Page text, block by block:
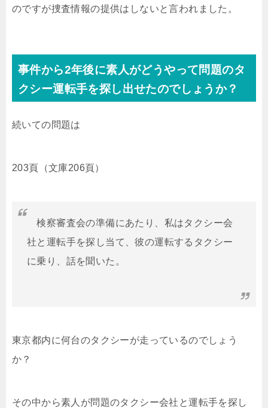
のですが捜査情報の提供はしないと言われました。
事件から2年後に素人がどうやって問題のタ
クシー運転手を探し出せたのでしょうか？
続いての問題は
203頁（文庫206頁）
検察審査会の準備にあたり、私はタクシー会
社と運転手を探し当て、彼の運転するタクシー
に乗り、話を聞いた。
東京都内に何台のタクシーが走っているのでしょう
か？
その中から素人が問題のタクシー会社と運転手を探し